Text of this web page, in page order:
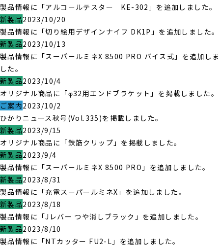
製品情報に「アルコールテスター KE-302」を追加しました。
新製品2023/10/20
製品情報に「切り絵用デザインナイフ DK1P」を追加しました。
新製品2023/10/13
製品情報に「スーパールミネX 8500 PRO バイス式」を追加しま
した。
新製品2023/10/4
オリジナル商品に「φ32用エンドブラケット」を掲載しました。
ご案内2023/10/2
ひかりニュース秋号(Vol.335)を掲載しました。
新製品2023/9/15
オリジナル商品に「鉄筋クリップ」を掲載しました。
新製品2023/9/4
製品情報に「スーパールミネX 8500 PRO」を追加しました。
新製品2023/8/31
製品情報に「充電スーパールミネX」を追加しました。
新製品2023/8/18
製品情報に「Jレバー つや消しブラック」を追加しました。
新製品2023/8/10
製品情報に「NTカッター FU2-L」を追加しました。